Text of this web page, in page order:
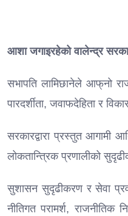
आशा जगाइरहेको वालेन्द्र
सभापति लामिछानेले आफ्‌नो
पारदर्शीता, जवाफदेहिता र
सरकारद्वारा प्रस्तुत आगामी
लोकतान्त्रिक प्रणालीको
सुशासन सुदृढीकरण र सेवा
नीतिगत परामर्श, राजनीतिक